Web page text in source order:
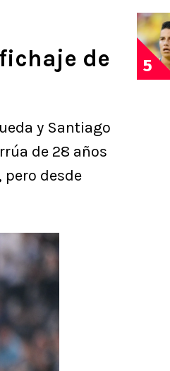
de
y Santiago
de 28 años
pero desde
5